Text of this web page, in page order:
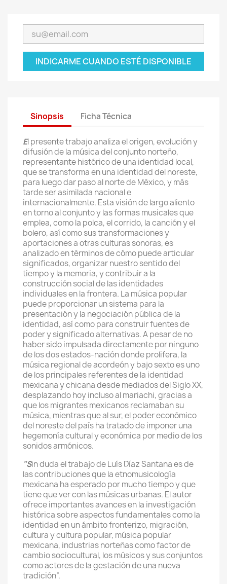
INDICARME CUANDO ESTÉ DISPONIBLE
Sinopsis Ficha Técnica
El presente trabajo analiza el origen, evolución y
difusión de la música del conjunto norteño,
representante histórico de una identidad local,
que se transforma en una identidad del noreste,
para luego dar paso al norte de México, y más
tarde ser asimilada nacional e
internacionalmente. Esta visión de largo aliento
en torno al conjunto y las formas musicales que
emplea, como la polca, el corrido, la canción y el
bolero, así como sus transformaciones y
aportaciones a otras culturas sonoras, es
analizado en términos de cómo puede articular
significados, organizar nuestro sentido del
tiempo y la memoria, y contribuir a la
construcción social de las identidades
individuales en la frontera. La música popular
puede proporcionar un sistema para la
presentación y la negociación pública de la
identidad, así como para construir fuentes de
poder y significado alternativas. A pesar de no
haber sido impulsada directamente por ninguno
de los dos estados-nación donde prolifera, la
música regional de acordeón y bajo sexto es uno
de los principales referentes de la identidad
mexicana y chicana desde mediados del Siglo XX,
desplazando hoy incluso al mariachi, gracias a
que los migrantes mexicanos reclamaban su
música, mientras que al sur, el poder económico
del noreste del país ha tratado de imponer una
hegemonía cultural y económica por medio de los
sonidos armónicos.
"Sin duda el trabajo de Luís Díaz Santana es de
las contribuciones que la etnomusicología
mexicana ha esperado por mucho tiempo y que
tiene que ver con las músicas urbanas. El autor
ofrece importantes avances en la investigación
histórica sobre aspectos fundamentales como la
identidad en un ámbito fronterizo, migración,
cultura y cultura popular, música popular
mexicana, industrias norteñas como factor de
cambio sociocultural, los músicos y sus conjuntos
como actores de la gestación de una nueva
tradición”.